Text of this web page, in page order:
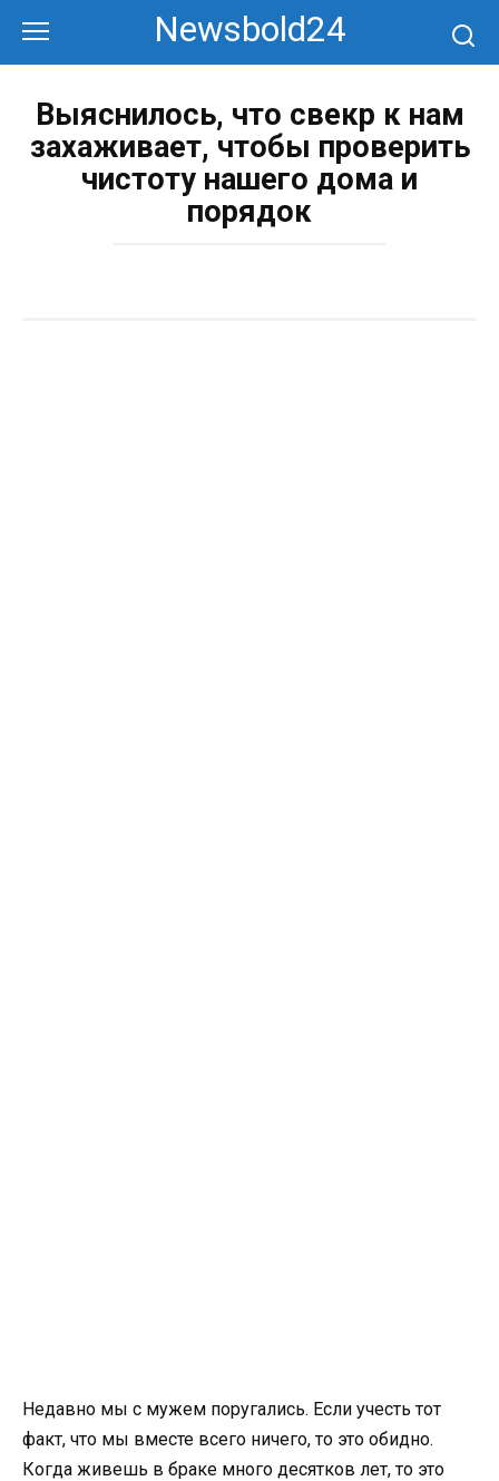
контенту
Newsbold24
Выяснилось, что свекр к нам
захаживает, чтобы проверить
чистоту нашего дома и
порядок
Недавно мы с мужем поругались. Если учесть тот
факт, что мы вместе всего ничего, то это обидно.
Когда живешь в браке много десятков лет, то это